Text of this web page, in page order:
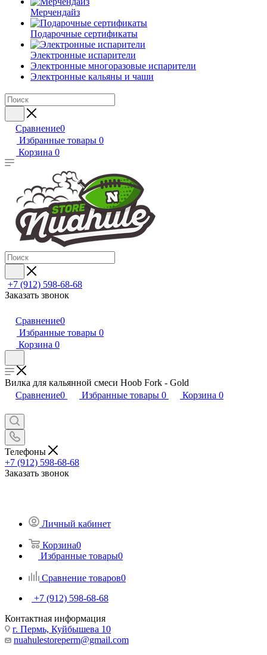
Мерчендайз
Подарочные сертификаты
Электронные испарители
Электронные многоразовые испарители
Электронные кальяны и чаши
Сравнение0
Избранные товары 0
Корзина 0
+7 (912) 598-68-68
Заказать звонок
Сравнение0
Избранные товары 0
Корзина 0
Вилка для кальянной смеси Hoob Fork - Gold
Сравнение0 Избранные товары 0 Корзина 0
Телефоны
+7 (912) 598-68-68
Заказать звонок
Личный кабинет
Корзина0
Избранные товары0
Сравнение товаров0
+7 (912) 598-68-68
Контактная информация
г. Пермь, Куйбышева 10
nuahulestoreperm@gmail.com